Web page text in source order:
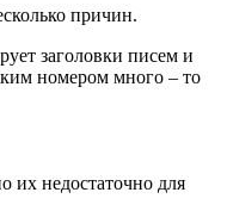
причин.
заголовки писем и
номером много – то
их недостаточно для